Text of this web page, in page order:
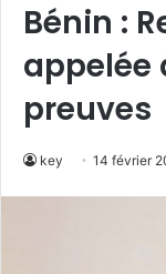
Bénin :
appelée
preuves
key 14 février